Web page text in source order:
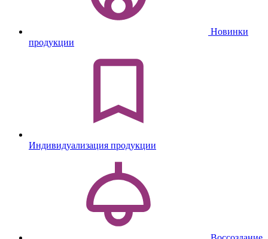
Новинки
продукции
Индивидуализация продукции